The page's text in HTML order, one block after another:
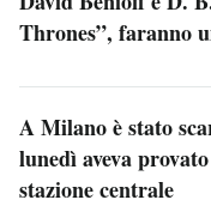
Thrones”, faranno
A Milano è stato
lunedì aveva
stazione centrale